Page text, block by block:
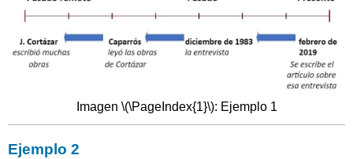
Imagen \(\PageIndex{1}\): Ejemplo 1
Ejemplo 2